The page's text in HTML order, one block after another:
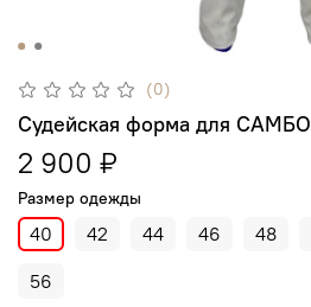
(0)
Судейская форма для САМБО
2 900 ₽
Размер одежды
40 42 44 46 48
56